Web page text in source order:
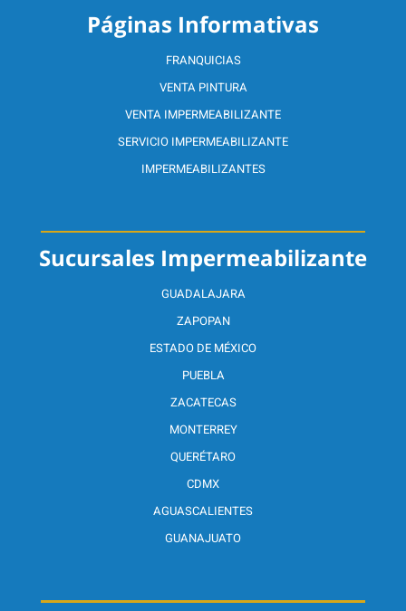
Sucursales Impermeabilizante
GUADALAJARA
ZAPOPAN
ESTADO DE MÉXICO
PUEBLA
ZACATECAS
MONTERREY
QUERÉTARO
CDMX
AGUASCALIENTES
GUANAJUATO
Páginas Informativas
FRANQUICIAS
VENTA PINTURA
VENTA IMPERMEABILIZANTE
SERVICIO IMPERMEABILIZANTE
IMPERMEABILIZANTES